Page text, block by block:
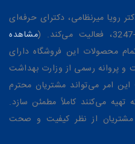
رویا میرنظامی، دکترای حرفه‌ای
مشاهده
محصولات این فروشگاه دارای
پروانه رسمی از وزارت بهداشت
امر می‌تواند مشتریان محترم
می‌کنند کاملاً مطمئن سازد.
مشتریان از نظر کیفیت و صحت